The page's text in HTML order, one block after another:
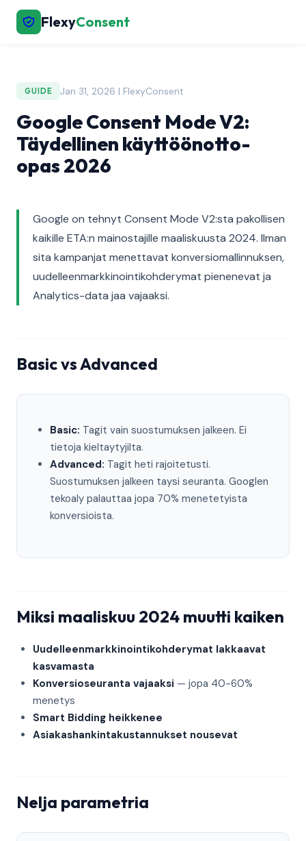
FlexyConsent
GUIDE Jan 31, 2026 | FlexyConsent
Google Consent Mode V2:
Täydellinen käyttöönotto-
opas 2026
Google on tehnyt Consent Mode V2:sta pakollisen
kaikille ETA:n mainostajille maaliskuusta 2024. Ilman
sita kampanjat menettavat konversiomallinnuksen,
uudelleenmarkkinointikohderymat pienenevat ja
Analytics-data jaa vajaaksi.
Basic vs Advanced
Basic: Tagit vain suostumuksen jalkeen. Ei
tietoja kieltaytyjilta.
Advanced: Tagit heti rajoitetusti.
Suostumuksen jalkeen taysi seuranta. Googlen
tekoaly palauttaa jopa 70% menetetyista
konversioista.
Miksi maaliskuu 2024 muutti kaiken
Uudelleenmarkkinointikohderymat lakkaavat
kasvamasta
Konversioseuranta vajaaksi — jopa 40-60%
menetys
Smart Bidding heikkenee
Asiakashankintakustannukset nousevat
Nelja parametria